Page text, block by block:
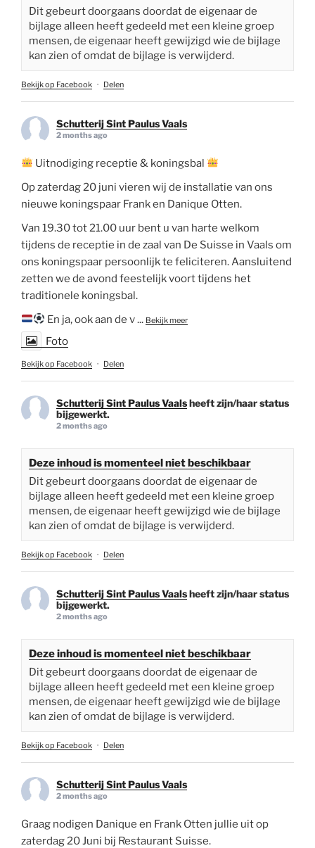
Dit gebeurt doorgaans doordat de eigenaar de
bijlage alleen heeft gedeeld met een kleine groep
mensen, de eigenaar heeft gewijzigd wie de bijlage
kan zien of omdat de bijlage is verwijderd.
Bekijk op Facebook · Delen
Schutterij Sint Paulus Vaals
2 months ago
Uitnodiging receptie & koningsbal
Op zaterdag 20 juni vieren wij de installatie van ons
nieuwe koningspaar Frank en Danique Otten.
Van 19.30 tot 21.00 uur bent u van harte welkom
tijdens de receptie in de zaal van De Suisse in Vaals om
ons koningspaar persoonlijk te feliciteren. Aansluitend
zetten we de avond feestelijk voort tijdens het
traditionele koningsbal.
En ja, ook aan de v... Bekijk meer
Foto
Bekijk op Facebook · Delen
Schutterij Sint Paulus Vaalsheeft zijn/haar status
bijgewerkt.
2 months ago
Deze inhoud is momenteel niet beschikbaar
Dit gebeurt doorgaans doordat de eigenaar de
bijlage alleen heeft gedeeld met een kleine groep
mensen, de eigenaar heeft gewijzigd wie de bijlage
kan zien of omdat de bijlage is verwijderd.
Bekijk op Facebook · Delen
Schutterij Sint Paulus Vaalsheeft zijn/haar status
bijgewerkt.
2 months ago
Deze inhoud is momenteel niet beschikbaar
Dit gebeurt doorgaans doordat de eigenaar de
bijlage alleen heeft gedeeld met een kleine groep
mensen, de eigenaar heeft gewijzigd wie de bijlage
kan zien of omdat de bijlage is verwijderd.
Bekijk op Facebook · Delen
Schutterij Sint Paulus Vaals
2 months ago
Graag nodigen Danique en Frank Otten jullie uit op
zaterdag 20 Juni bij Restaurant Suisse.